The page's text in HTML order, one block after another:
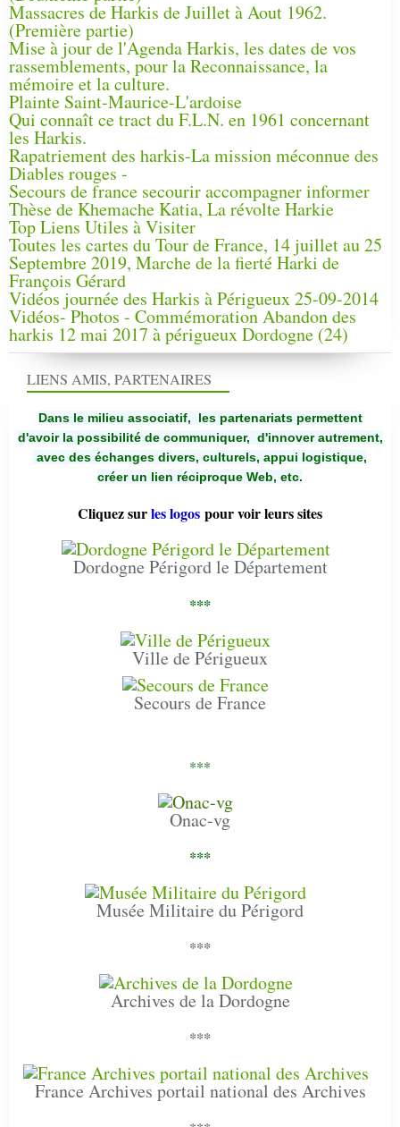
Massacres de Harkis de Juillet à Aout 1962.
(Première partie)
Mise à jour de l'Agenda Harkis, les dates de vos
rassemblements, pour la Reconnaissance, la
mémoire et la culture.
Plainte Saint-Maurice-L'ardoise
Qui connaît ce tract du F.L.N. en 1961 concernant
les Harkis.
Rapatriement des harkis-La mission méconnue des
Diables rouges -
Secours de france secourir accompagner informer
Thèse de Khemache Katia, La révolte Harkie
Top Liens Utiles à Visiter
Toutes les cartes du Tour de France, 14 juillet au 25
Septembre 2019, Marche de la fierté Harki de
François Gérard
Vidéos journée des Harkis à Périgueux 25-09-2014
Vidéos- Photos - Commémoration Abandon des
harkis 12 mai 2017 à périgueux Dordogne (24)
LIENS AMIS, PARTENAIRES
Dans le milieu associatif, les partenariats permettent
d'avoir la possibilité de communiquer, d'innover autrement,
avec des échanges divers, culturels, appui logistique,
créer un lien réciproque Web, etc.
Cliquez surles logos pour voir leurs sites
Dordogne Périgord le Département
***
Ville de Périgueux
Secours de France
***
Onac-vg
***
Musée Militaire du Périgord
***
Archives de la Dordogne
***
France Archives portail national des Archives